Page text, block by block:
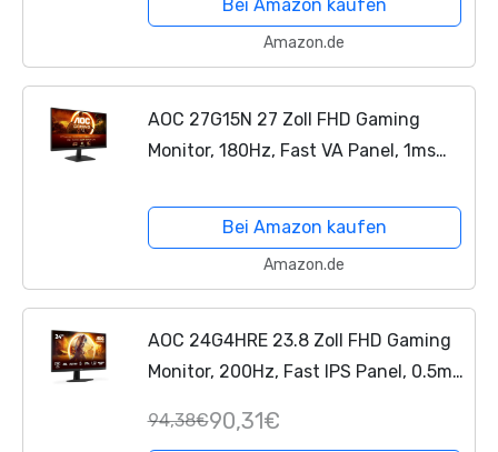
Bei Amazon kaufen
Amazon.de
AOC 27G15N 27 Zoll FHD Gaming
Monitor, 180Hz, Fast VA Panel, 1ms
(1920x1080 HDMI 1x 2.0 DP 1x 1.4)
Schwarz
Bei Amazon kaufen
Amazon.de
AOC 24G4HRE 23.8 Zoll FHD Gaming
Monitor, 200Hz, Fast IPS Panel, 0.5ms
Compatible, Lautsprecher,(1920x1080
94,38€90,31€